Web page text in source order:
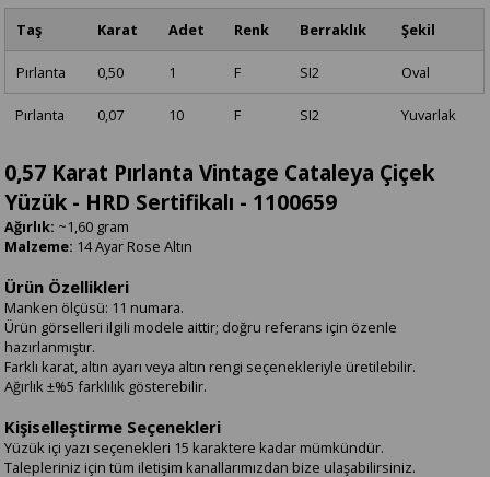
Taş Karat Adet Renk Berraklık Şekil
Pırlanta 0,50 1 F SI2 Oval
Pırlanta 0,07 10 F SI2 Yuvarlak
0,57 Karat Pırlanta Vintage Cataleya Çiçek
Yüzük - HRD Sertifikalı - 1100659
Ağırlık: ~1,60 gram
Malzeme: 14 Ayar Rose Altın
Ürün Özellikleri
Manken ölçüsü: 11 numara.
Ürün görselleri ilgili modele aittir; doğru referans için özenle
hazırlanmıştır.
Farklı karat, altın ayarı veya altın rengi seçenekleriyle üretilebilir.
Ağırlık ±%5 farklılık gösterebilir.
Kişiselleştirme Seçenekleri
Yüzük içi yazı seçenekleri 15 karaktere kadar mümkündür.
Talepleriniz için tüm iletişim kanallarımızdan bize ulaşabilirsiniz.